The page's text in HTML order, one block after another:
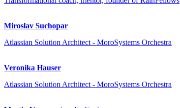
Miroslav Suchopar
Atlassian Solution Architect - MoroSystems Orchestra
Veronika Hauser
Atlassian Solution Architect - MoroSystems Orchestra